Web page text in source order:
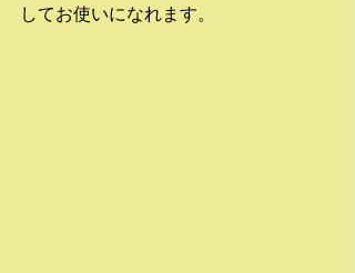
してお使いになれます。